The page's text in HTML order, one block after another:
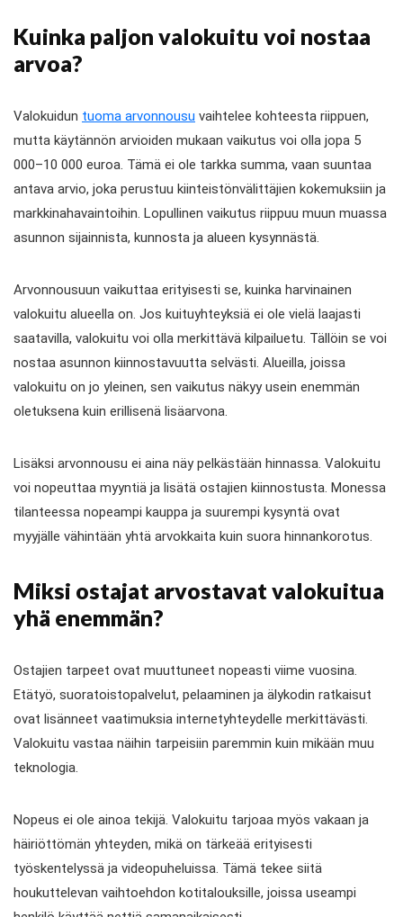
Kuinka paljon valokuitu voi nostaa
arvoa?
Valokuidun tuoma arvonnousu vaihtelee kohteesta riippuen,
mutta käytännön arvioiden mukaan vaikutus voi olla jopa 5
000–10 000 euroa. Tämä ei ole tarkka summa, vaan suuntaa
antava arvio, joka perustuu kiinteistönvälittäjien kokemuksiin ja
markkinahavaintoihin. Lopullinen vaikutus riippuu muun muassa
asunnon sijainnista, kunnosta ja alueen kysynnästä.
Arvonnousuun vaikuttaa erityisesti se, kuinka harvinainen
valokuitu alueella on. Jos kuituyhteyksiä ei ole vielä laajasti
saatavilla, valokuitu voi olla merkittävä kilpailuetu. Tällöin se voi
nostaa asunnon kiinnostavuutta selvästi. Alueilla, joissa
valokuitu on jo yleinen, sen vaikutus näkyy usein enemmän
oletuksena kuin erillisenä lisäarvona.
Lisäksi arvonnousu ei aina näy pelkästään hinnassa. Valokuitu
voi nopeuttaa myyntiä ja lisätä ostajien kiinnostusta. Monessa
tilanteessa nopeampi kauppa ja suurempi kysyntä ovat
myyjälle vähintään yhtä arvokkaita kuin suora hinnankorotus.
Miksi ostajat arvostavat valokuitua
yhä enemmän?
Ostajien tarpeet ovat muuttuneet nopeasti viime vuosina.
Etätyö, suoratoistopalvelut, pelaaminen ja älykodin ratkaisut
ovat lisänneet vaatimuksia internetyhteydelle merkittävästi.
Valokuitu vastaa näihin tarpeisiin paremmin kuin mikään muu
teknologia.
Nopeus ei ole ainoa tekijä. Valokuitu tarjoaa myös vakaan ja
häiriöttömän yhteyden, mikä on tärkeää erityisesti
työskentelyssä ja videopuheluissa. Tämä tekee siitä
houkuttelevan vaihtoehdon kotitalouksille, joissa useampi